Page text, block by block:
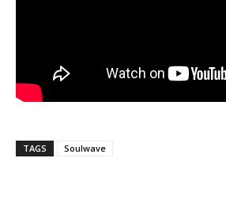
TAGS Soulwave